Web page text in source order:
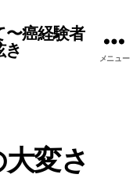
〜癌経験者
き
メニュー
変さ